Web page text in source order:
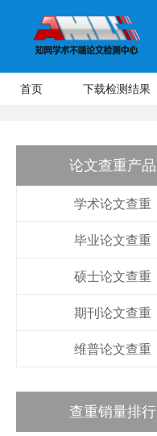
首页 下载检测结果
论文查重产品
学术论文查重
毕业论文查重
硕士论文查重
期刊论文查重
维普论文查重
查重销量排行